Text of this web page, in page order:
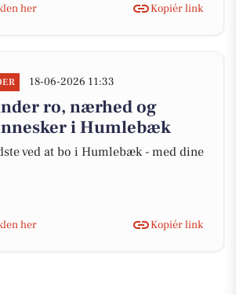
her
Kopiér link
18-06-2026 11:33
ro, nærhed og
i Humlebæk
ved at bo i Humlebæk - med dine
her
Kopiér link